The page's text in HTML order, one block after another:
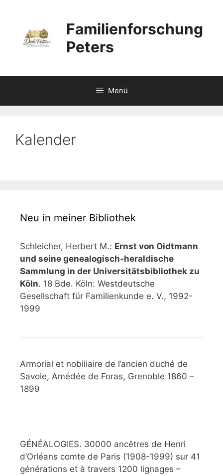
springen
Familienforschung
Peters
Menü
Kalender
Neu in meiner Bibliothek
Schleicher, Herbert M.: Ernst von Oidtmann
und seine genealogisch-heraldische
Sammlung in der Universitätsbibliothek zu
Köln. 18 Bde. Köln: Westdeutsche
Gesellschaft für Familienkunde e. V., 1992-
1999
Armorial et nobiliaire de l’ancien duché de
Savoie, Amédée de Foras, Grenoble 1860 –
1899
GÉNÉALOGIES. 30000 ancêtres de Henri
d’Orléans comte de Paris (1908-1999) sur 41
générations et à travers 1200 lignages –